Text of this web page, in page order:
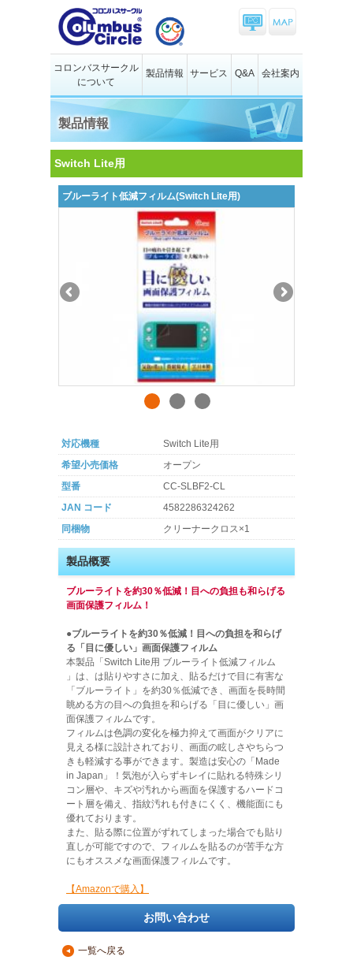
コロンバスサークル
について
製品情報 サービス Q&A 会社案内
製品情報
Switch Lite用
ブルーライト低減フィルム(Switch Lite用)
対応機種
Switch Lite用
希望小売価格
オープン
型番
CC-SLBF2-CL
JAN コード
4582286324262
同梱物
クリーナークロス×1
製品概要
ブルーライトを約30％低減！目への負担も和らげる
画面保護フィルム！
●ブルーライトを約30％低減！目への負担を和らげ
る「目に優しい」画面保護フィルム
本製品「Switch Lite用 ブルーライト低減フィルム
」は、は貼りやすさに加え、貼るだけで目に有害な
「ブルーライト」を約30％低減でき、画面を長時間
眺める方の目への負担を和らげる「目に優しい」画
面保護フィルムです。
フィルムは色調の変化を極力抑えて画面がクリアに
見える様に設計されており、画面の眩しさやちらつ
きも軽減する事ができます。製造は安心の「Made
in Japan」！気泡が入らずキレイに貼れる特殊シリ
コン層や、キズや汚れから画面を保護するハードコ
ート層を備え、指紋汚れも付きにくく、機能面にも
優れております。
また、貼る際に位置がずれてしまった場合でも貼り
直しが可能ですので、フィルムを貼るのが苦手な方
にもオススメな画面保護フィルムです。
【Amazonで購入】
お問い合わせ
▲ 一覧へ戻る